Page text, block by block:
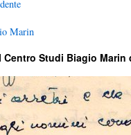
Marin
Studi Biagio Marin